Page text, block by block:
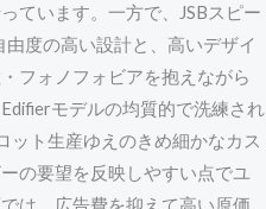
ています。一方で、JSBスピー
度の高い設計と、高いデザイ
フォノフォビアを抱えながら
モデルの均質的で洗練され
ット生産ゆえのきめ細かなカス
の要望を反映しやすい点でユ
は、広告費を抑えて高い原価